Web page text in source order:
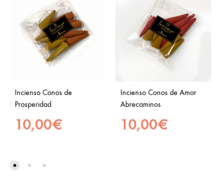
Incienso Conos de
Prosperidad
10,00€
Incienso Conos de Amor
Abrecaminos
10,00€